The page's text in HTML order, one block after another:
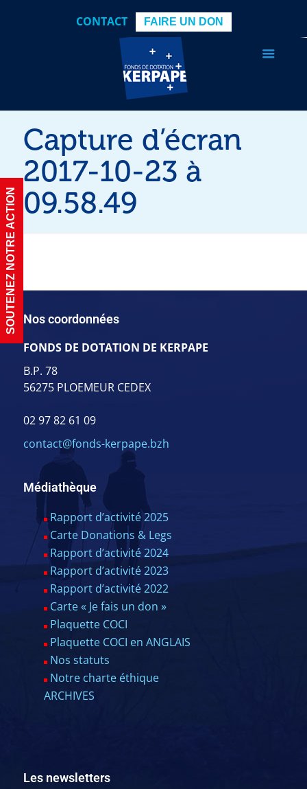
CONTACT FAIRE UN DON
Capture d’écran
2017-10-23 à
09.58.49
Nos coordonnées
FONDS DE DOTATION DE KERPAPE
B.P. 78
56275 PLOEMEUR CEDEX
02 97 82 61 09
contact@fonds-kerpape.bzh
Médiathèque
Rapport d’activité 2025
Carte Donations & Legs
Rapport d’activité 2024
Rapport d’activité 2023
Rapport d’activité 2022
Carte « Je fais un don »
Plaquette COCI
Plaquette COCI en ANGLAIS
Nos statuts
Notre charte éthique
ARCHIVES
Les newsletters
SOUTENEZ NOTRE ACTION